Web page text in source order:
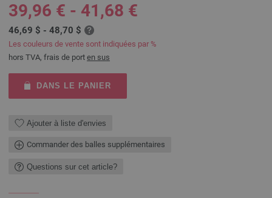
39,96 € - 41,68 €
46,69 $ - 48,70 $
Les couleurs de vente sont indiquées par %
hors TVA, frais de port en sus
DANS LE PANIER
Ajouter à liste d'envies
Commander des balles supplémentaires
Questions sur cet article?